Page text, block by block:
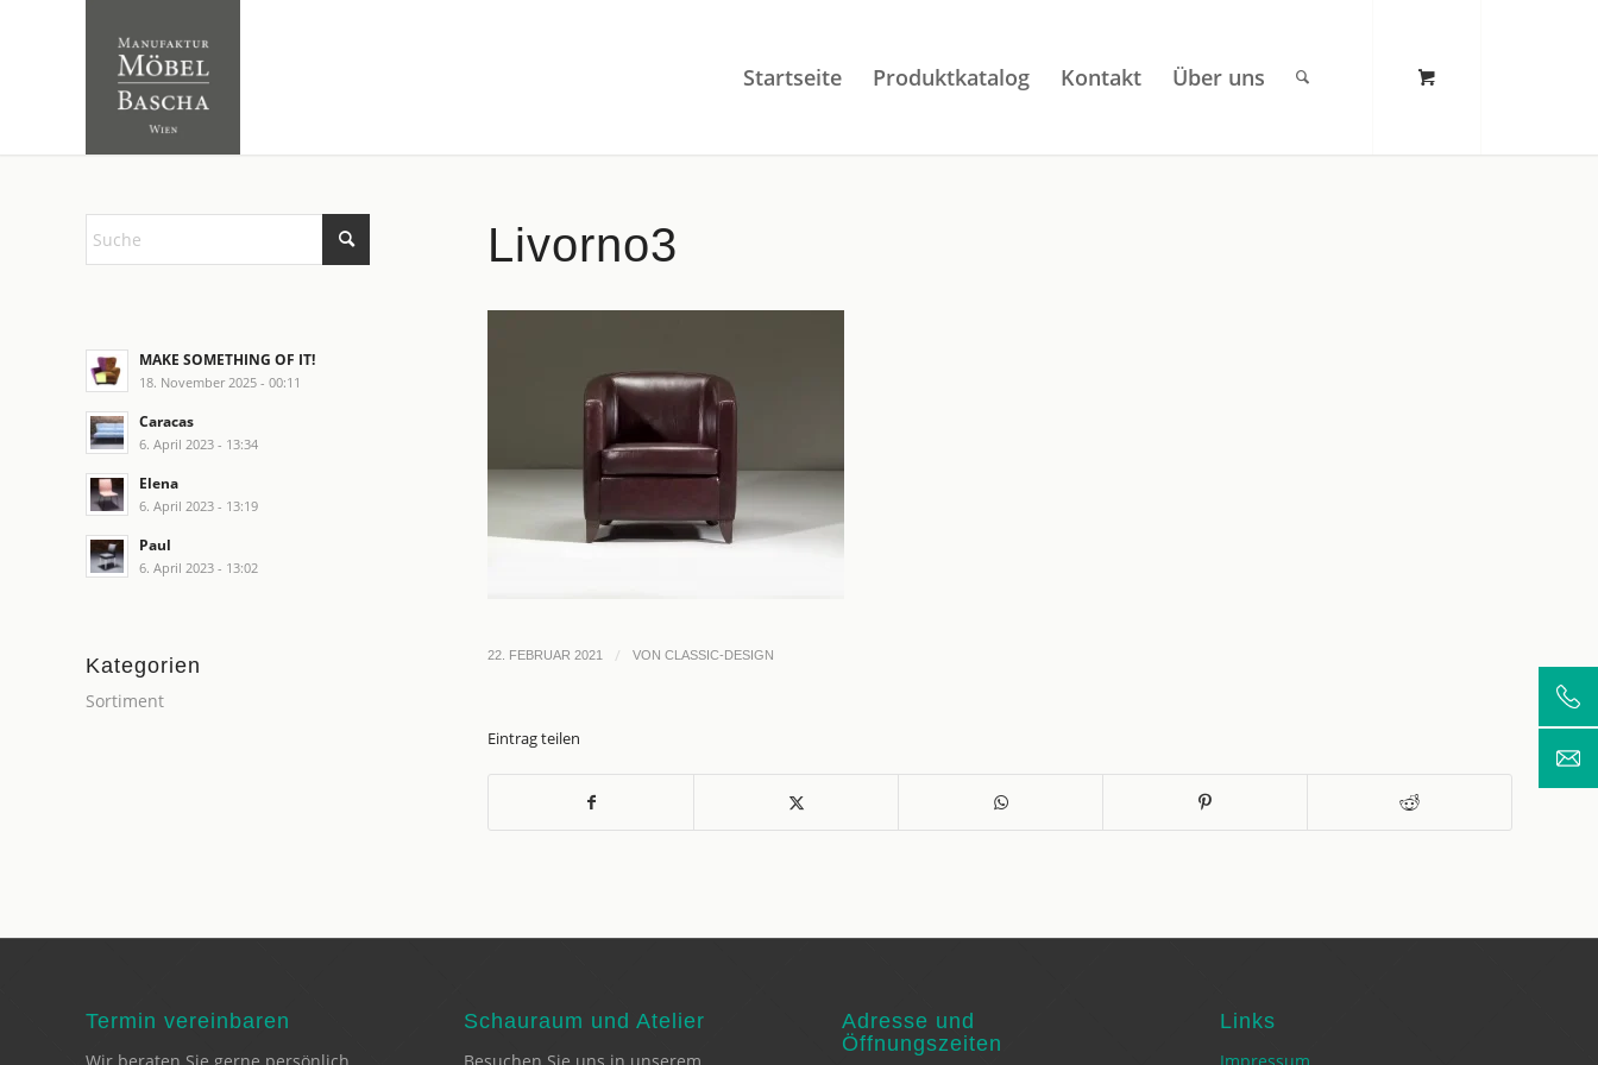
Startseite Produktkatalog Kontakt Über uns
Livorno3
22. FEBRUAR 2021 / VON CLASSIC-DESIGN
Eintrag teilen
MAKE SOMETHING OF IT!
18. November 2025 - 00:11
Caracas
6. April 2023 - 13:34
Elena
6. April 2023 - 13:19
Paul
6. April 2023 - 13:02
Kategorien
Sortiment
Termin vereinbaren Schauraum und Atelier
Adresse und
Öffnungszeiten
Links